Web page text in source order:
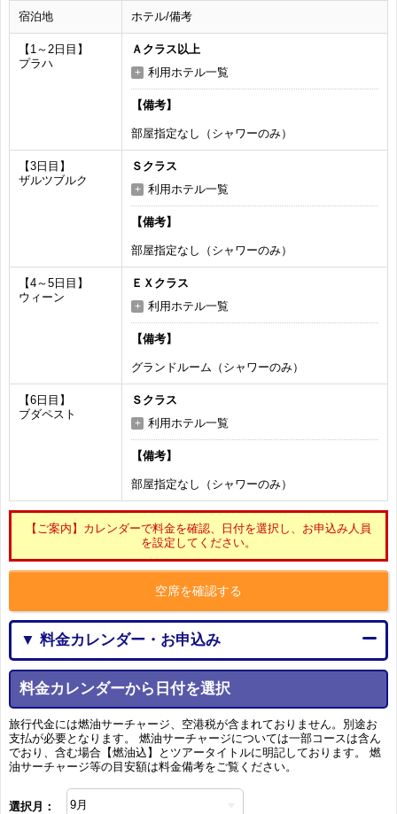
宿泊地 ホテル/備考
【1～2日目】
プラハ
Ａクラス以上
利用ホテル一覧
【備考】
部屋指定なし（シャワーのみ）
【3日目】
ザルツブルク
Ｓクラス
利用ホテル一覧
【備考】
部屋指定なし（シャワーのみ）
【4～5日目】
ウィーン
ＥＸクラス
利用ホテル一覧
【備考】
グランドルーム（シャワーのみ）
【6日目】
ブダペスト
Ｓクラス
利用ホテル一覧
【備考】
部屋指定なし（シャワーのみ）
【ご案内】カレンダーで料金を確認、日付を選択し、お申込み人員
を設定してください。
空席を確認する
▼ 料金カレンダー・お申込み
料金カレンダーから日付を選択
旅行代金には燃油サーチャージ、空港税が含まれておりません。別途お
支払が必要となります。 燃油サーチャージについては一部コースは含ん
でおり、含む場合【燃油込】とツアータイトルに明記しております。 燃
油サーチャージ等の目安額は料金備考をご覧ください。
選択月：